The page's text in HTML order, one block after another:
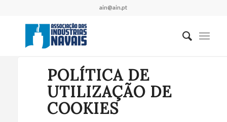
ain@ain.pt
POLÍTICA DE
UTILIZAÇÃO DE
COOKIES